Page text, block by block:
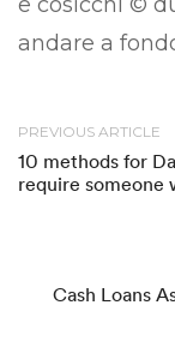
andare a
PREVIOUS ARTICLE
10 methods for
require
Cash Loans